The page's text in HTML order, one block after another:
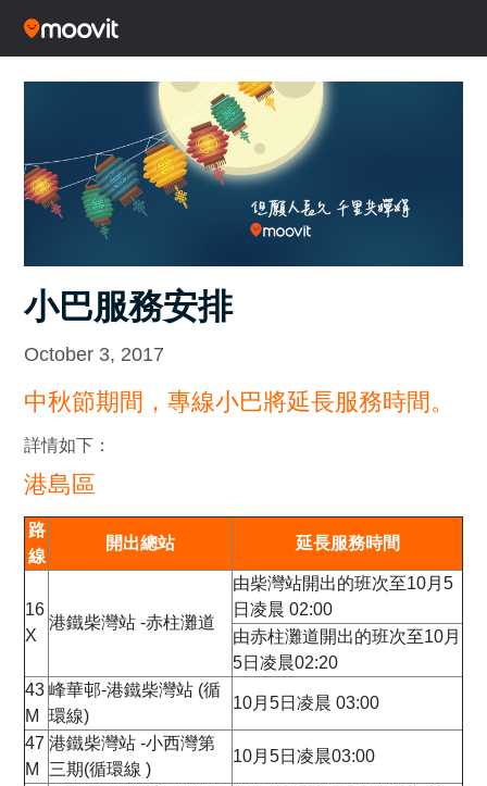
小巴服務安排
October 3, 2017
中秋節期間，專線小巴將延長服務時間。
詳情如下：
港島區
路
線
開出總站 延長服務時間
16
X
港鐵柴灣站 -赤柱灘道
由柴灣站開出的班次至10月5
日凌晨 02:00
由赤柱灘道開出的班次至10月
5日凌晨02:20
43
M
峰華邨-港鐵柴灣站 (循
環線)
10月5日凌晨 03:00
47
M
港鐵柴灣站 -小西灣第
三期(循環線 )
10月5日凌晨03:00